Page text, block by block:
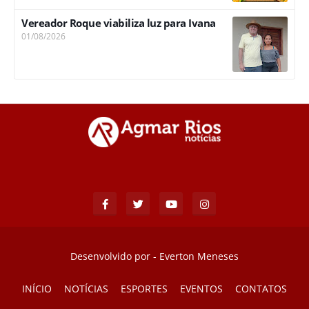
Vereador Roque viabiliza luz para Ivana
01/08/2026
Desenvolvido por - Everton Meneses
INÍCIO NOTÍCIAS ESPORTES EVENTOS CONTATOS